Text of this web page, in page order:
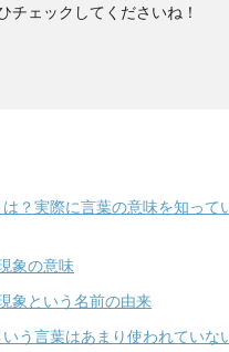
チェックしてくださいね！
？実際に言葉の意味を知って
象の意味
象という名前の由来
う言葉はあまり使われていな